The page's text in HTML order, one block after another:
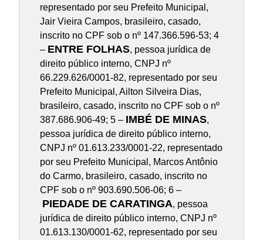
representado por seu Prefeito Municipal,
Jair Vieira Campos, brasileiro, casado,
inscrito no CPF sob o nº 147.366.596-53; 4
– ENTRE FOLHAS, pessoa jurídica de
direito público interno, CNPJ nº
66.229.626/0001-82, representado por seu
Prefeito Municipal, Ailton Silveira Dias,
brasileiro, casado, inscrito no CPF sob o nº
387.686.906-49; 5 – IMBÉ DE MINAS,
pessoa jurídica de direito público interno,
CNPJ nº 01.613.233/0001-22, representado
por seu Prefeito Municipal, Marcos Antônio
do Carmo, brasileiro, casado, inscrito no
CPF sob o nº 903.690.506-06; 6 –
PIEDADE DE CARATINGA, pessoa
jurídica de direito público interno, CNPJ nº
01.613.130/0001-62, representado por seu